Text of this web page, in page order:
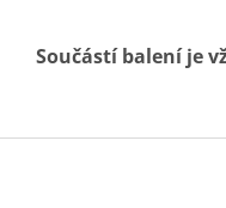
Součástí balení je